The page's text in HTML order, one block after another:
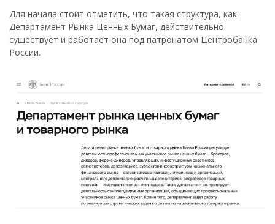
Для начала стоит отметить, что такая структура, как
Департамент Рынка Ценных Бумаг, действительно
существует и работает она под патронатом Центробанка
России.